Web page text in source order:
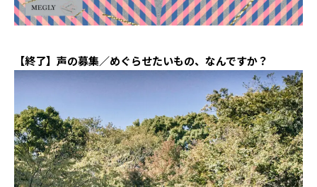
【終了】声の募集／めぐらせたいもの、なんですか？